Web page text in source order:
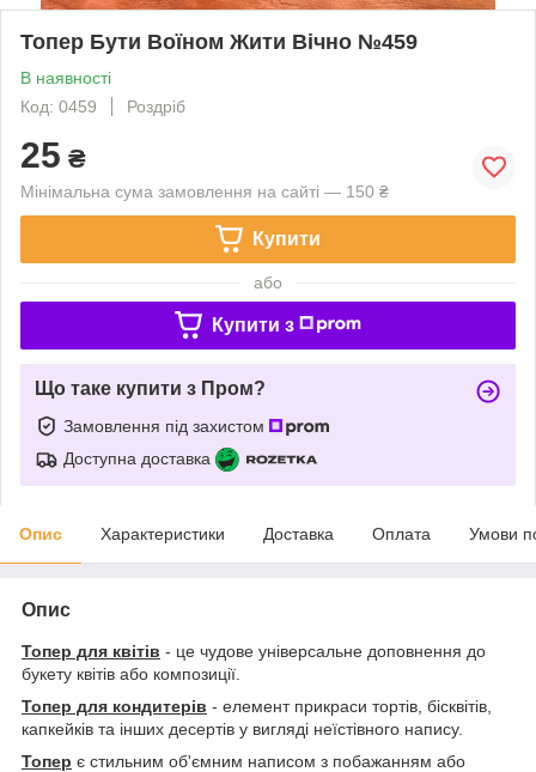
Топер Бути Воїном Жити Вічно №459
В наявності
Код: 0459
Роздріб
25 ₴
Мінімальна сума замовлення на сайті — 150 ₴
Купити
або
Купити з
Що таке купити з Пром?
Замовлення під захистом
Доступна доставка
Опис Характеристики Доставка Оплата Умови
Опис
Топер для квітів - це чудове універсальне доповнення до
букету квітів або композиції.
Топер для кондитерів - елемент прикраси тортів, бісквітів,
капкейків та інших десертів у вигляді неїстівного напису.
Топер є стильним об'ємним написом з побажанням або